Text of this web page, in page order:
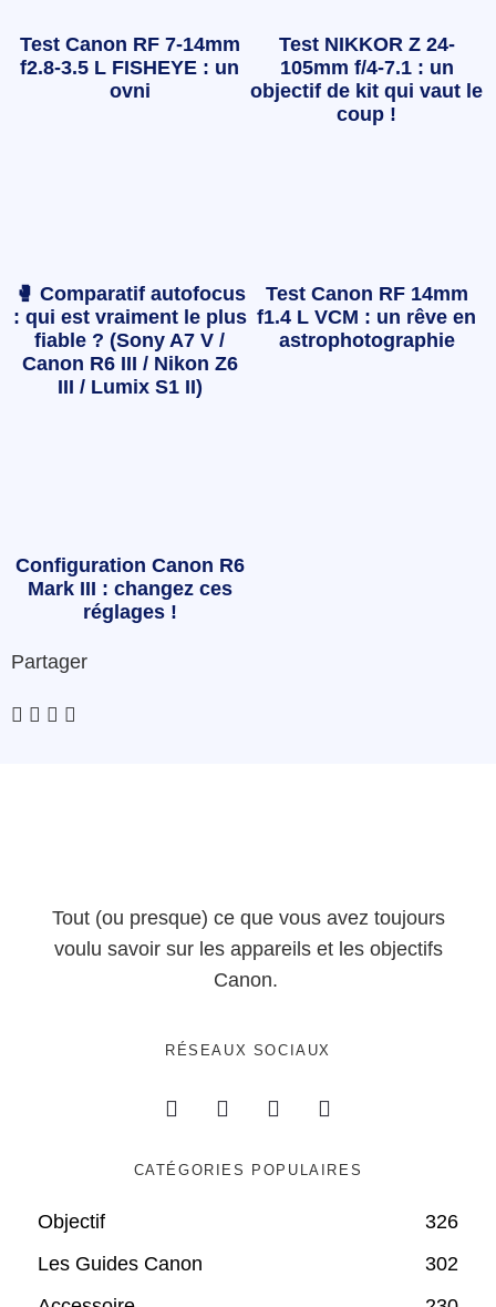
Test Canon RF 7-14mm
f2.8-3.5 L FISHEYE : un
ovni
Test NIKKOR Z 24-
105mm f/4-7.1 : un
objectif de kit qui vaut le
coup !
🥊 Comparatif autofocus
: qui est vraiment le plus
fiable ? (Sony A7 V /
Canon R6 III / Nikon Z6
III / Lumix S1 II)
Test Canon RF 14mm
f1.4 L VCM : un rêve en
astrophotographie
Configuration Canon R6
Mark III : changez ces
réglages !
Partager
Tout (ou presque) ce que vous avez toujours
voulu savoir sur les appareils et les objectifs
Canon.
RÉSEAUX SOCIAUX
CATÉGORIES POPULAIRES
Objectif
326
Les Guides Canon
302